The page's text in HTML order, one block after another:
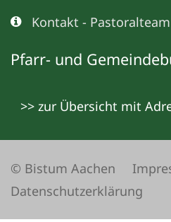
Kontakt - Pastoralteam
Pfarr- und
>> zur Übersicht mit
© Bistum Aachen
Datenschutzerklärung